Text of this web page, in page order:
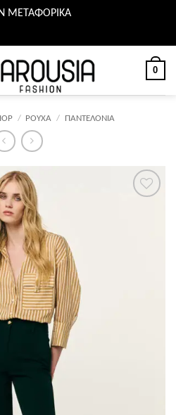
ΜΕΤΑΦΟΡΙΚΑ
0
/ ΡΟΥΧΑ / ΠΑΝΤΕΛΟΝΙΑ